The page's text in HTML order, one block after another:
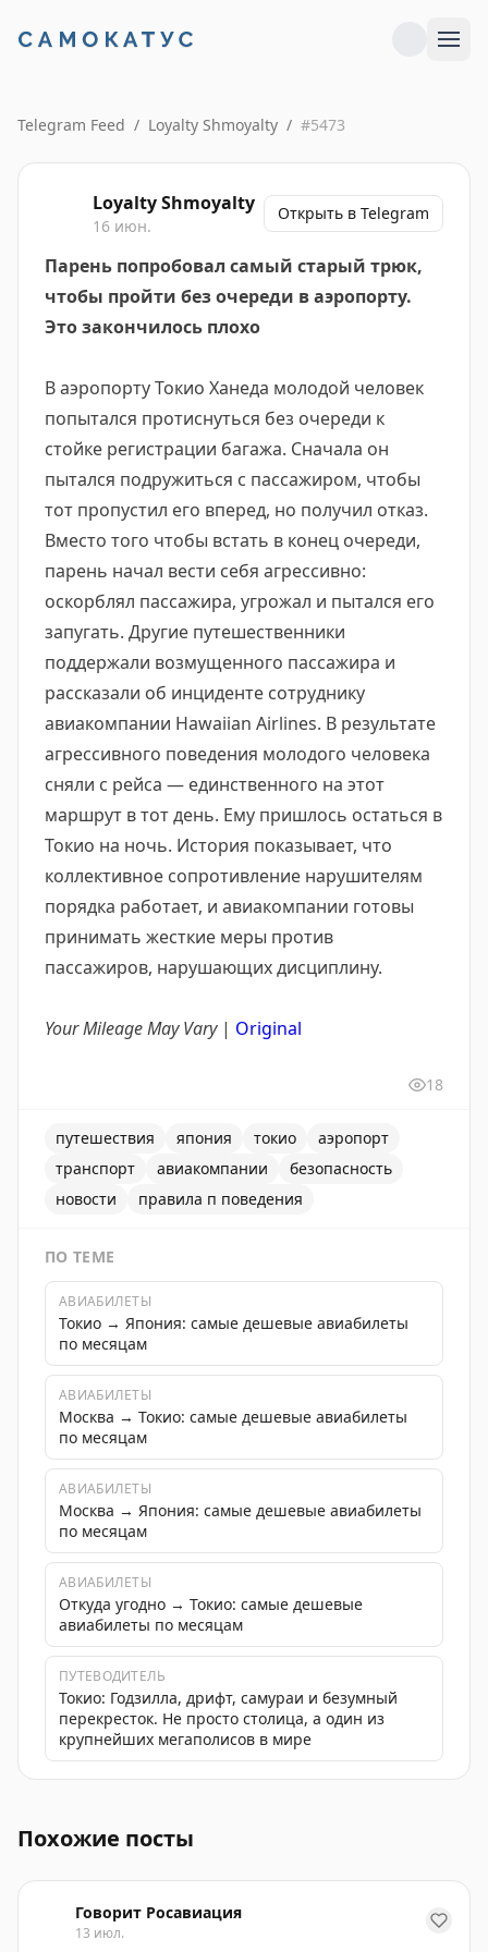
Telegram Feed / Loyalty Shmoyalty / #5473
Loyalty Shmoyalty
16 июн.
Открыть в Telegram
Парень попробовал самый старый трюк,
чтобы пройти без очереди в аэропорту.
Это закончилось плохо
В аэропорту Токио Ханеда молодой человек
попытался протиснуться без очереди к
стойке регистрации багажа. Сначала он
пытался подружиться с пассажиром, чтобы
тот пропустил его вперед, но получил отказ.
Вместо того чтобы встать в конец очереди,
парень начал вести себя агрессивно:
оскорблял пассажира, угрожал и пытался его
запугать. Другие путешественники
поддержали возмущенного пассажира и
рассказали об инциденте сотруднику
авиакомпании Hawaiian Airlines. В результате
агрессивного поведения молодого человека
сняли с рейса — единственного на этот
маршрут в тот день. Ему пришлось остаться в
Токио на ночь. История показывает, что
коллективное сопротивление нарушителям
порядка работает, и авиакомпании готовы
принимать жесткие меры против
пассажиров, нарушающих дисциплину.
Your Mileage May Vary| Original
18
путешествия япония токио
аэропорт
транспорт
авиакомпании
безопасность
новости
правила п поведения
ПО ТЕМЕ
АВИАБИЛЕТЫ
Токио → Япония: самые дешевые авиабилеты
по месяцам
АВИАБИЛЕТЫ
Москва → Токио: самые дешевые авиабилеты
по месяцам
АВИАБИЛЕТЫ
Москва → Япония: самые дешевые авиабилеты
по месяцам
АВИАБИЛЕТЫ
Откуда угодно → Токио: самые дешевые
авиабилеты по месяцам
ПУТЕВОДИТЕЛЬ
Токио: Годзилла, дрифт, самураи и безумный
перекресток. Не просто столица, а один из
крупнейших мегаполисов в мире
Похожие посты
Говорит Росавиация
13 июл.